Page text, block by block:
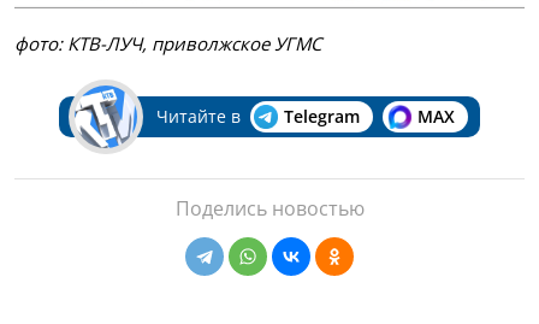
фото: КТВ-ЛУЧ, приволжское УГМС
Читайте в Telegram MAX
Поделись новостью